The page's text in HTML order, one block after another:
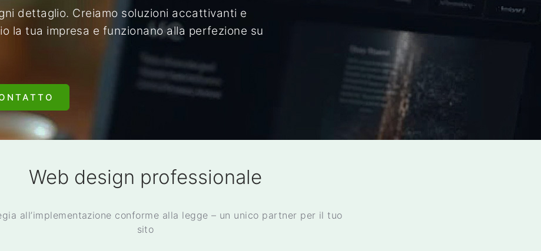
dettaglio. Creiamo soluzioni accattivanti e
la tua impresa e funzionano alla perfezione su
Web design professionale
all’implementazione conforme alla legge – un unico partner per il tuo
sito